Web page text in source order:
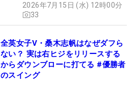
2026年7月15日 (水) 12時00分
33
全英女子V・桑木志帆はなぜダフら
ない？ 実は右ヒジをリリースする
からダウンブローに打てる #優勝者
のスイング